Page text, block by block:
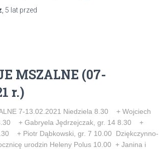
5 lat przed
MSZALNE (07-
r.)
7-13.02.2021 Niedziela 8.30 + Wojciech
+ Gabryela Jędrzejczak, gr. 14 8.30 +
+ Piotr Dąbkowski, gr. 7 10.00 Dziękczynno-
urodzin Heleny Polus 10.00 + Janina i